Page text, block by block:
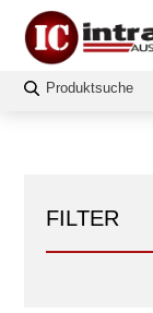
FILTER